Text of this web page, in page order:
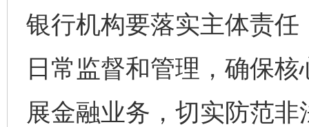
银行机构要落实主体责
日常监督和管理，确保
展金融业务，切实防范